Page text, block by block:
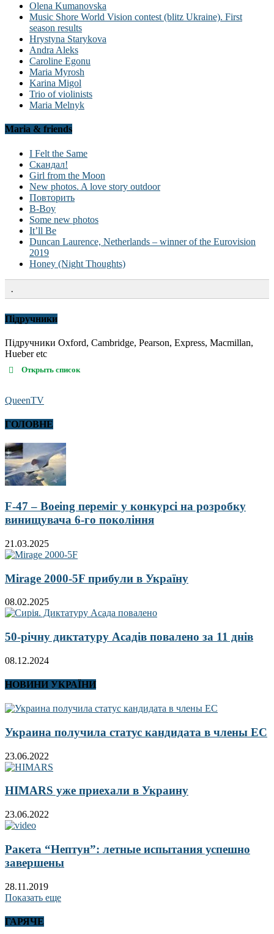
Olena Kumanovska
Music Shore World Vision contest (blitz Ukraine). First
season results
Hrystyna Starykova
Andra Aleks
Caroline Egonu
Maria Myrosh
Karina Migol
Trio of violinists
Maria Melnyk
Maria & friends
I Felt the Same
Скандал!
Girl from the Moon
New photos. A love story outdoor
Повторить
B-Boy
Some new photos
It’ll Be
Duncan Laurence, Netherlands – winner of the Eurovision
2019
Honey (Night Thoughts)
.
Підручники
Підручники Oxford, Cambridge, Pearson, Express, Macmillan,
Hueber etc
Открыть список
QueenTV
ГОЛОВНЕ
F-47 – Boeing переміг у конкурсі на розробку
винищувача 6-го покоління
21.03.2025
Mirage 2000-5F прибули в Україну
08.02.2025
50-річну диктатуру Асадів повалено за 11 днів
08.12.2024
НОВИНИ УКРАЇНИ
Украина получила статус кандидата в члены ЕС
23.06.2022
HIMARS уже приехали в Украину
23.06.2022
Ракета “Нептун”: летные испытания успешно
завершены
28.11.2019
Показать еще
ГАРЯЧЕ